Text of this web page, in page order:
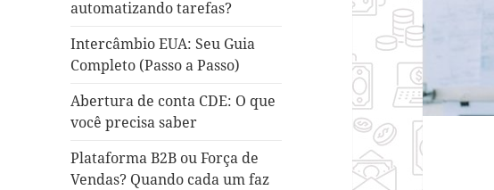
automatizando tarefas?
Intercâmbio EUA: Seu Guia
Completo (Passo a Passo)
Abertura de conta CDE: O que
você precisa saber
Plataforma B2B ou Força de
Vendas? Quando cada um faz